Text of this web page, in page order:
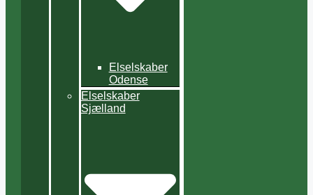
Elselskaber
Odense
Elselskaber
Sjælland